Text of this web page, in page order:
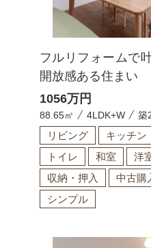
フルリフォームで
開放感ある住まい
1056万円
88.65㎡ 4LDK+W 築
リビング キッチン
トイレ
和室 洋
収納・押入
中古購
シンプル